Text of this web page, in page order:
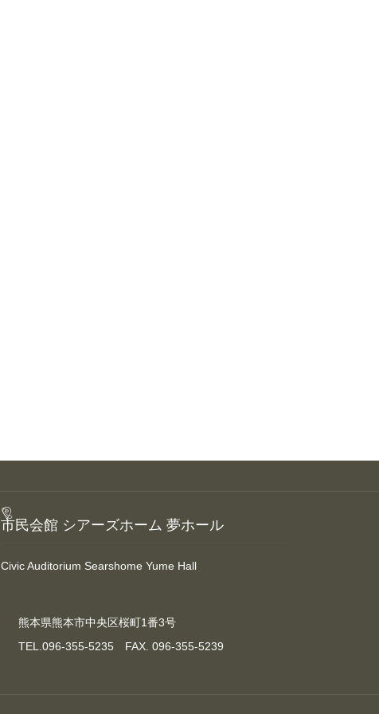
市民会館 シアーズホーム 夢ホール
Civic Auditorium Searshome Yume Hall
熊本県熊本市中央区桜町1番3号
TEL.096-355-5235 FAX. 096-355-5239